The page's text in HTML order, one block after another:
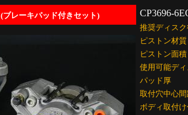
(ブレーキパッド付きセット) CP3696-
推奨ディス
ピストン材質
ピストン面積
使用可能デ
パッド厚
取付穴中心
ボディ取付